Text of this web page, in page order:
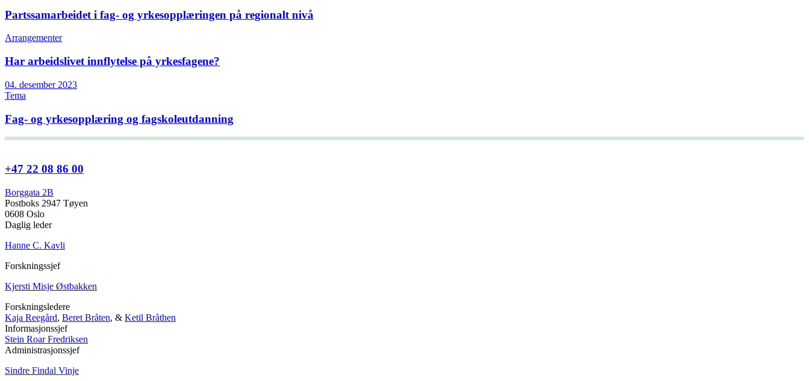
Partssamarbeidet i fag- og yrkesopplæringen på regionalt nivå
Arrangementer
Har arbeidslivet innflytelse på yrkesfagene?
04. desember 2023
Tema
Fag- og yrkesopplæring og fagskoleutdanning
+47 22 08 86 00
Borggata 2B
Postboks 2947 Tøyen
0608 Oslo
Daglig leder
Hanne C. Kavli
Forskningssjef
Kjersti Misje Østbakken
Forskningsledere
Kaja Reegård, Beret Bråten, & Ketil Bråthen
Informasjonssjef
Stein Roar Fredriksen
Administrasjonssjef
Sindre Findal Vinje